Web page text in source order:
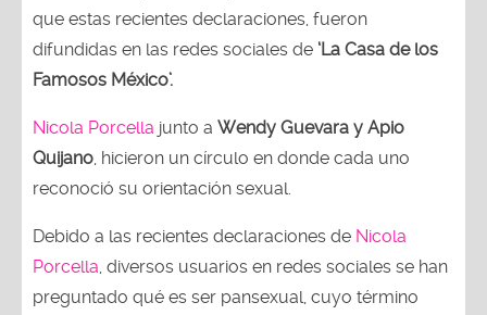
que estas recientes declaraciones, fueron
difundidas en las redes sociales de ‘La Casa de los
Famosos México’.
Nicola Porcella junto a Wendy Guevara y Apio
Quijano , hicieron un círculo en donde cada uno
reconoció su orientación sexual.
Debido a las recientes declaraciones de Nicola
Porcella , diversos usuarios en redes sociales se han
preguntado qué es ser pansexual, cuyo término